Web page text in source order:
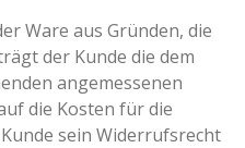
Ware aus Gründen, die
der Kunde die dem
angemessenen
die Kosten für die
sein Widerrufsrecht